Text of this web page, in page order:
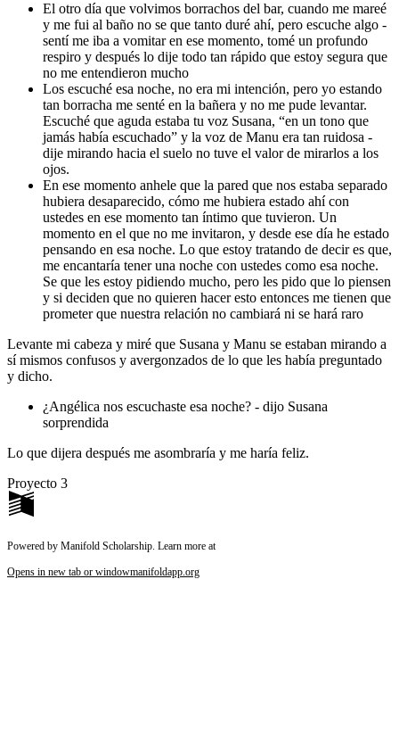
El otro día que volvimos borrachos del bar, cuando me mareé
y me fui al baño no se que tanto duré ahí, pero escuche algo -
sentí me iba a vomitar en ese momento, tomé un profundo
respiro y después lo dije todo tan rápido que estoy segura que
no me entendieron mucho
Los escuché esa noche, no era mi intención, pero yo estando
tan borracha me senté en la bañera y no me pude levantar.
Escuché que aguda estaba tu voz Susana, “en un tono que
jamás había escuchado” y la voz de Manu era tan ruidosa -
dije mirando hacia el suelo no tuve el valor de mirarlos a los
ojos.
En ese momento anhele que la pared que nos estaba separado
hubiera desaparecido, cómo me hubiera estado ahí con
ustedes en ese momento tan íntimo que tuvieron. Un
momento en el que no me invitaron, y desde ese día he estado
pensando en esa noche. Lo que estoy tratando de decir es que,
me encantaría tener una noche con ustedes como esa noche.
Se que les estoy pidiendo mucho, pero les pido que lo piensen
y si deciden que no quieren hacer esto entonces me tienen que
prometer que nuestra relación no cambiará ni se hará raro
Levante mi cabeza y miré que Susana y Manu se estaban mirando a
sí mismos confusos y avergonzados de lo que les había preguntado
y dicho.
¿Angélica nos escuchaste esa noche? - dijo Susana
sorprendida
Lo que dijera después me asombraría y me haría feliz.
Proyecto 3
Powered by Manifold Scholarship. Learn more at
Opens in new tab or windowmanifoldapp.org